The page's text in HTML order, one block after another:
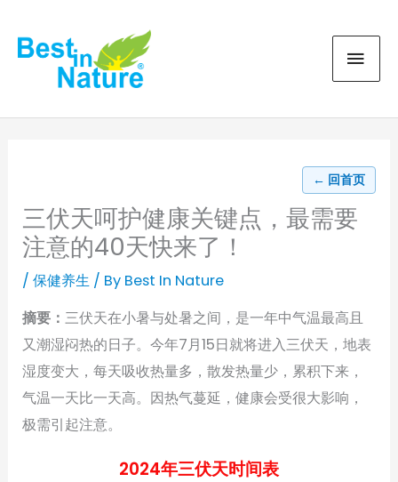
content
← 回首页
三伏天呵护健康关键点，最需要
注意的40天快来了！
/保健养生 / By Best In Nature
摘要：三伏天在小暑与处暑之间，是一年中气温最高且
又潮湿闷热的日子。今年7月15日就将进入三伏天，地表
湿度变大，每天吸收热量多，散发热量少，累积下来，
气温一天比一天高。因热气蔓延，健康会受很大影响，
极需引起注意。
2024年三伏天时间表